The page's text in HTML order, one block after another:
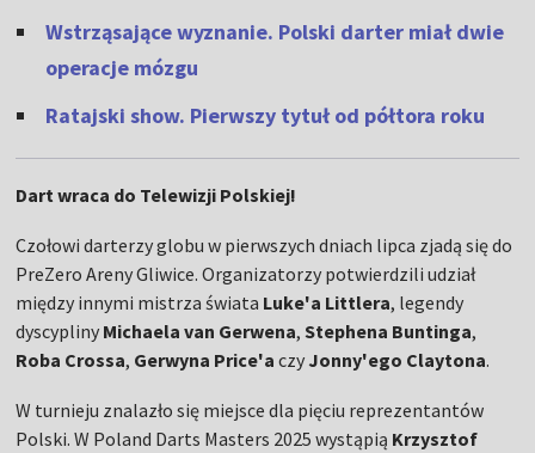
Wstrząsające wyznanie. Polski darter miał dwie
operacje mózgu
Ratajski show. Pierwszy tytuł od półtora roku
Dart wraca do Telewizji Polskiej!
Czołowi darterzy globu w pierwszych dniach lipca zjadą się do
PreZero Areny Gliwice. Organizatorzy potwierdzili udział
między innymi mistrza świata Luke'a Littlera, legendy
dyscypliny Michaela van Gerwena,Stephena Buntinga,
Roba Crossa, Gerwyna Price'a czy Jonny'ego Claytona.
W turnieju znalazło się miejsce dla pięciu reprezentantów
Polski. W Poland Darts Masters 2025 wystąpią Krzysztof